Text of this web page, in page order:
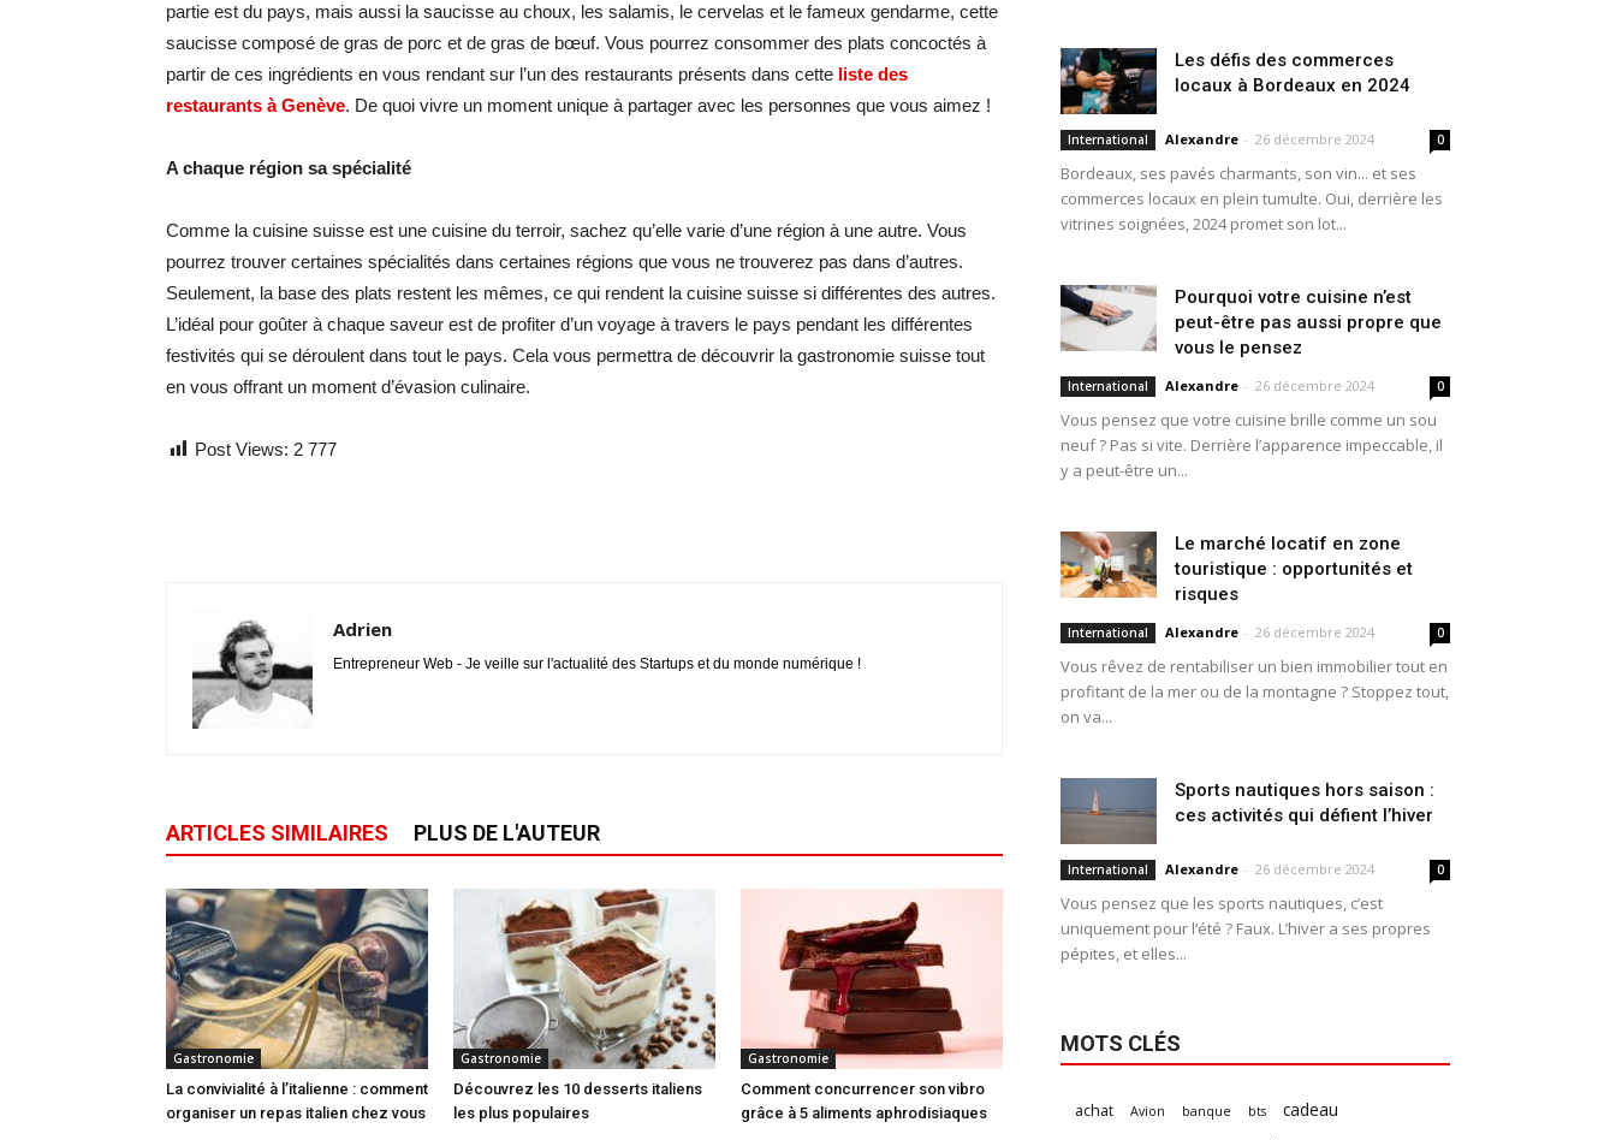
partie est du pays, mais aussi la saucisse au choux, les salamis, le cervelas et le fameux gendarme, cette
saucisse composé de gras de porc et de gras de bœuf. Vous pourrez consommer des plats concoctés à
partir de ces ingrédients en vous rendant sur l’un des restaurants présents dans cette liste des
restaurants à Genève. De quoi vivre un moment unique à partager avec les personnes que vous aimez !
A chaque région sa spécialité
Comme la cuisine suisse est une cuisine du terroir, sachez qu’elle varie d’une région à une autre. Vous
pourrez trouver certaines spécialités dans certaines régions que vous ne trouverez pas dans d’autres.
Seulement, la base des plats restent les mêmes, ce qui rendent la cuisine suisse si différentes des autres.
L’idéal pour goûter à chaque saveur est de profiter d’un voyage à travers le pays pendant les différentes
festivités qui se déroulent dans tout le pays. Cela vous permettra de découvrir la gastronomie suisse tout
en vous offrant un moment d’évasion culinaire.
Post Views: 2 777
Adrien
Entrepreneur Web - Je veille sur l'actualité des Startups et du monde numérique !
ARTICLES SIMILAIRES PLUS DE L'AUTEUR
Gastronomie
La convivialité à l’italienne : comment
organiser un repas italien chez vous
Gastronomie
Découvrez les 10 desserts italiens
les plus populaires
Gastronomie
Comment concurrencer son vibro
grâce à 5 aliments aphrodisiaques
Les défis des commerces
locaux à Bordeaux en 2024
International Alexandre - 26 décembre 2024 0
Bordeaux, ses pavés charmants, son vin... et ses
commerces locaux en plein tumulte. Oui, derrière les
vitrines soignées, 2024 promet son lot...
Pourquoi votre cuisine n’est
peut-être pas aussi propre que
vous le pensez
International Alexandre - 26 décembre 2024 0
Vous pensez que votre cuisine brille comme un sou
neuf ? Pas si vite. Derrière l’apparence impeccable, il
y a peut-être un...
Le marché locatif en zone
touristique : opportunités et
risques
International Alexandre - 26 décembre 2024 0
Vous rêvez de rentabiliser un bien immobilier tout en
profitant de la mer ou de la montagne ? Stoppez tout,
on va...
Sports nautiques hors saison :
ces activités qui défient l’hiver
International Alexandre - 26 décembre 2024 0
Vous pensez que les sports nautiques, c’est
uniquement pour l’été ? Faux. L’hiver a ses propres
pépites, et elles...
MOTS CLÉS
achat Avion banque bts cadeau